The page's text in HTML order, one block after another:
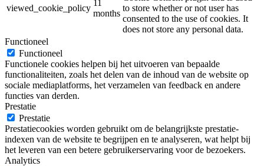
viewed_cookie_policy
11
months
to store whether or not user has
consented to the use of cookies. It
does not store any personal data.
Functioneel
Functioneel
Functionele cookies helpen bij het uitvoeren van bepaalde
functionaliteiten, zoals het delen van de inhoud van de website op
sociale mediaplatforms, het verzamelen van feedback en andere
functies van derden.
Prestatie
Prestatie
Prestatiecookies worden gebruikt om de belangrijkste prestatie-
indexen van de website te begrijpen en te analyseren, wat helpt bij
het leveren van een betere gebruikerservaring voor de bezoekers.
Analytics